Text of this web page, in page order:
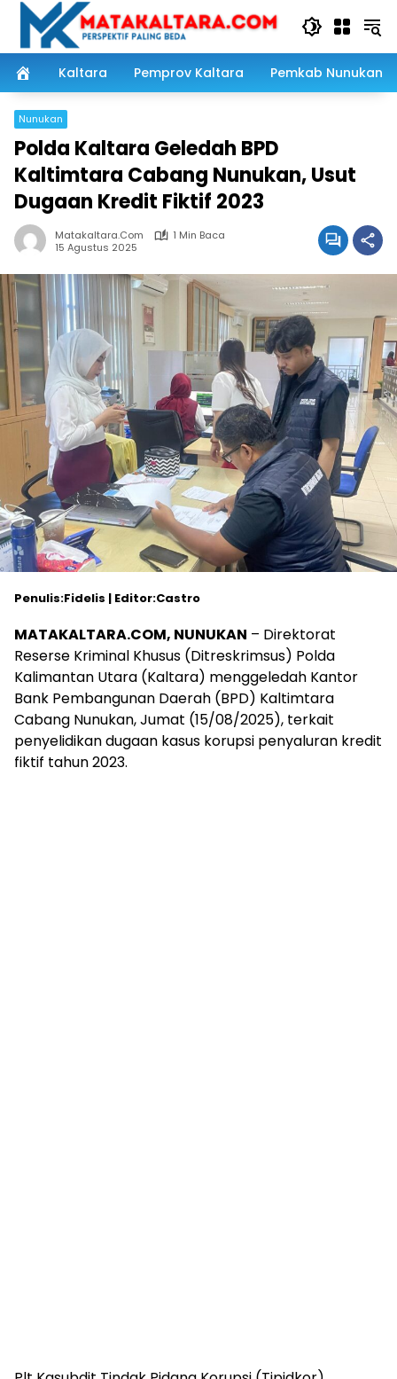
Langsung
konten
Kaltara
Pemprov Kaltara Pemkab Nunukan
Nunukan
Polda Kaltara Geledah BPD
Kaltimtara Cabang Nunukan, Usut
Dugaan Kredit Fiktif 2023
Matakaltara.com
1 Min Baca
15 Agustus 2025
Penulis:Fidelis | Editor:Castro
MATAKALTARA.COM, NUNUKAN – Direktorat
Reserse Kriminal Khusus (Ditreskrimsus) Polda
Kalimantan Utara (Kaltara) menggeledah Kantor
Bank Pembangunan Daerah (BPD) Kaltimtara
Cabang Nunukan, Jumat (15/08/2025), terkait
penyelidikan dugaan kasus korupsi penyaluran kredit
fiktif tahun 2023.